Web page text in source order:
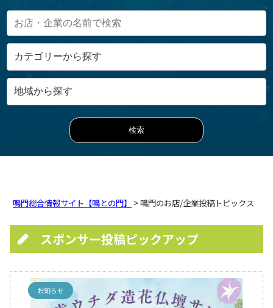
鳴門総合情報サイト【鳴との門】 > 鳴門のお店/企業投稿トピックス
スポンサー投稿ピックアップ
お知らせ